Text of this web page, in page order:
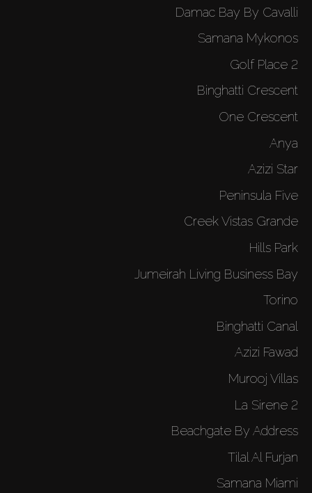
Damac Bay By Cavalli
Samana Mykonos
Golf Place 2
Binghatti Crescent
One Crescent
Anya
Azizi Star
Peninsula Five
Creek Vistas Grande
Hills Park
Jumeirah Living Business Bay
Torino
Binghatti Canal
Azizi Fawad
Murooj Villas
La Sirene 2
Beachgate By Address
Tilal Al Furjan
Samana Miami